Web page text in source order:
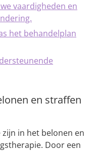
vaardigheden en
het behandelplan
en straffen
in het belonen en
Door een